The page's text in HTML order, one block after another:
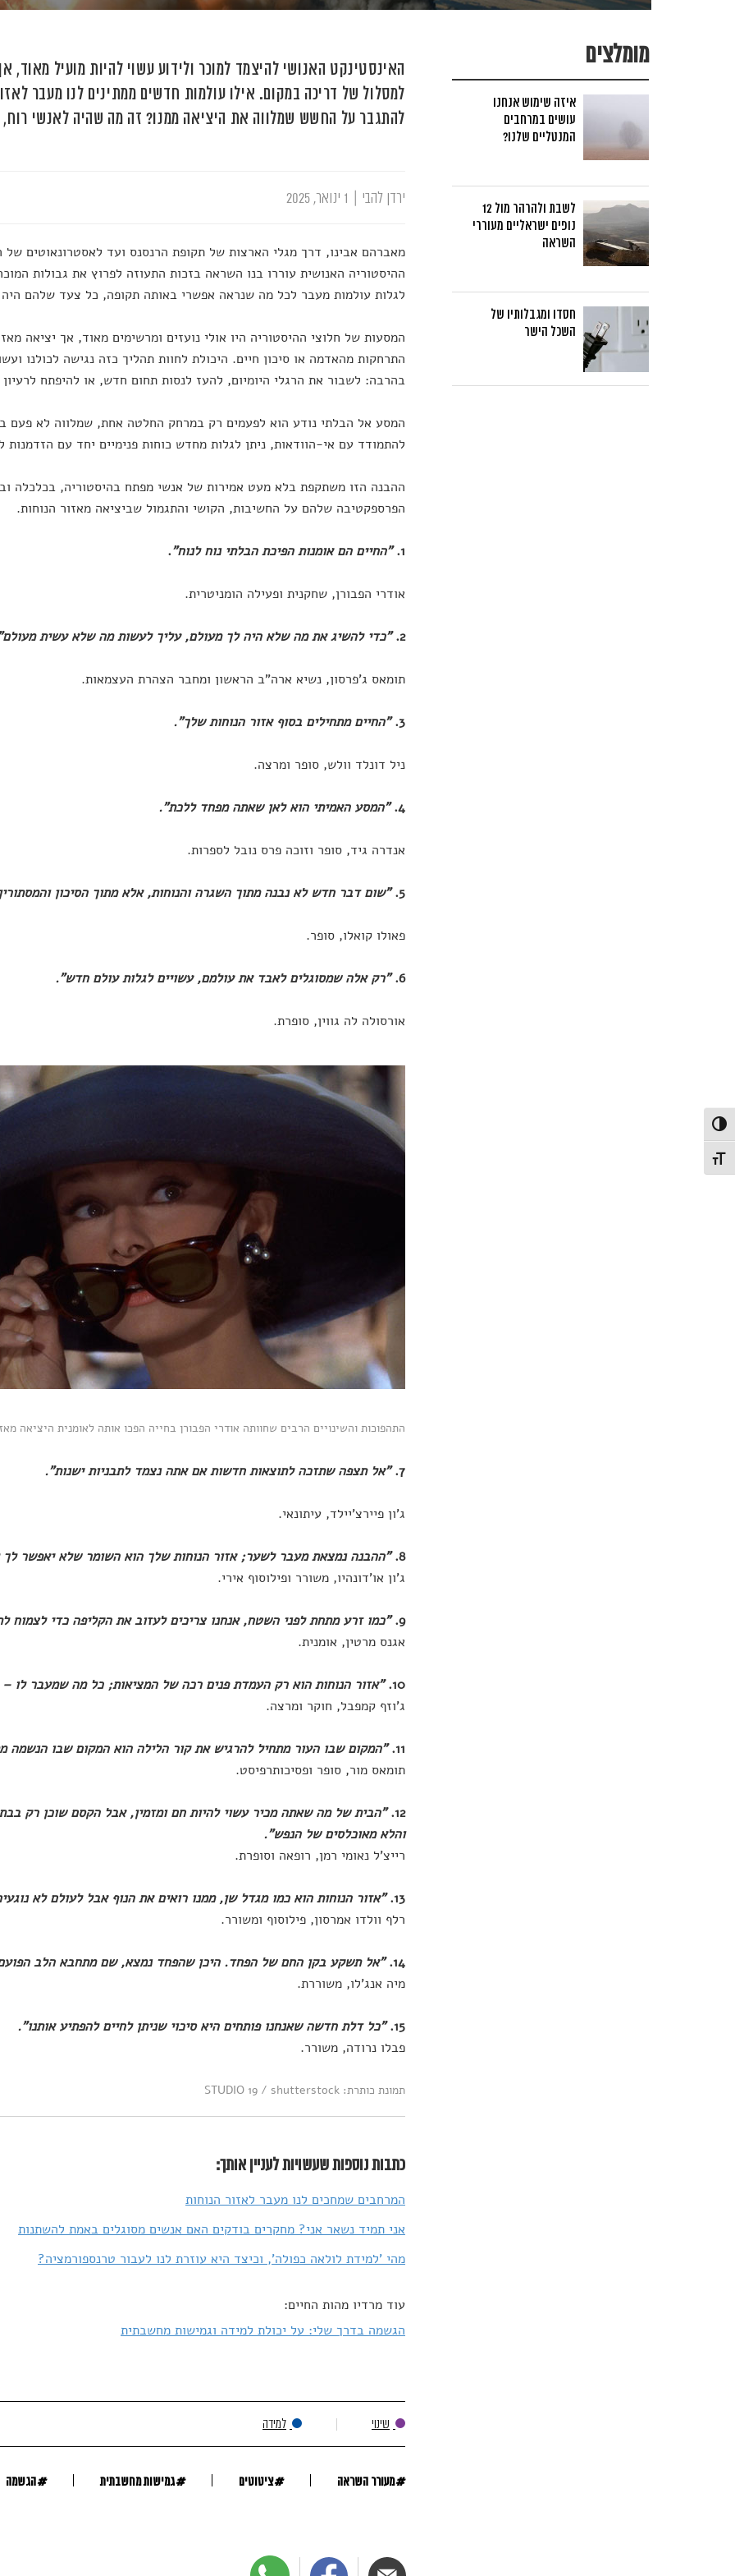
הפעל/כבה ניגודיות גבוהה
מתג גודל גופן
האינסטינקט האנושי להיצמד למוכר ולידוע עשוי להיות מועיל מאוד,
למסלול של דריכה במקום. אילו עולמות חדשים ממתינים לנו מעבר
להתגבר על החשש שמלווה את היציאה ממנו? זה מה שהיה לאנשי רוח,
ירדן להבי
מאברהם אבינו, דרך מגלי הארצות של תקופת הרנסנס ועד לאסטרונאוטים של
ההיסטוריה האנושית עוררו בנו השראה בזכות התעוזה לפרוץ את גבולות
לגלות עולמות מעבר לכל מה שנראה אפשרי באותה תקופה, כל צעד שלהם היה
המסעות של חלוצי ההיסטוריה היו אולי נועזים ומרשימים מאוד, אך יציאה
התרחקות מהאדמה או סיכון חיים. היכולת לחוות תהליך כזה נגישה לכולנו
בהרבה: לשבור את הרגלי היומיום, להעז לנסות תחום חדש, או להיפתח
המסע אל הבלתי נודע הוא לפעמים רק במרחק החלטה אחת, שמלווה לא פעם
להתמודד עם אי-הוודאות, ניתן לגלות מחדש כוחות פנימיים יחד עם הזדמנות
ההבנה הזו משתקפת בלא מעט אמירות של אנשי מפתח בהיסטוריה, בכלכלה
הפרספקטיבה שלהם על החשיבות, הקושי והתגמול שביציאה מאזור הנוחות.
1. "החיים הם אומנות הפיכת הבלתי נוח לנוח".
אודרי הפבורן, שחקנית ופעילה הומניטרית.
2. "כדי להשיג את מה שלא היה לך מעולם, עליך לעשות מה שלא עשית
תומאס ג'פרסון, נשיא ארה"ב הראשון ומחבר הצהרת העצמאות.
3. "החיים מתחילים בסוף אזור הנוחות שלך".
ניל דונלד וולש, סופר ומרצה.
4. "המסע האמיתי הוא לאן שאתה מפחד ללכת".
אנדרה גיד, סופר וזוכה פרס נובל לספרות.
5. "שום דבר חדש לא נבנה מתוך השגרה והנוחות, אלא מתוך הסיכון
פאולו קואלו, סופר.
6. "רק אלה שמסוגלים לאבד את עולמם, עשויים לגלות עולם חדש".
אורסולה לה גווין, סופרת.
התהפוכות והשינויים הרבים שחוותה אודרי הפבורן בחייה הפכו אותה לאומנית היציאה
7. "אל תצפה שתזכה לתוצאות חדשות אם אתה נצמד לתבניות ישנות".
ג'ון פיירצ'יילד, עיתונאי.
8. "ההבנה נמצאת מעבר לשער; אזור הנוחות שלך הוא השומר שלא יאפשר לך
ג'ון או'דונהיו, משורר ופילוסוף אירי.
9. "כמו זרע מתחת לפני השטח, אנחנו צריכים לעזוב את הקליפה כדי לצמוח
אגנס מרטין, אומנית.
10. "אזור הנוחות הוא רק העמדת פנים רכה של המציאות; כל מה שמעבר לו
ג'וזף קמפבל, חוקר ומרצה.
11. "המקום שבו העור מתחיל להרגיש את קור הלילה הוא המקום שבו הנשמה
תומאס מור, סופר ופסיכותרפיסט.
12. "הבית של מה שאתה מכיר עשוי להיות חם ומזמין, אבל הקסם שוכן רק
והלא מאוכלסים של הנפש".
רייצ'ל נאומי רמן, רופאה וסופרת.
13. "אזור הנוחות הוא כמו מגדל שן, ממנו רואים את הנוף אבל לעולם לא
רלף וולדו אמרסון, פילוסוף ומשורר.
14. "אל תשקע בקן החם של הפחד. היכן שהפחד נמצא, שם מתחבא הלב
מיה אנג'לו, משוררת.
15. "כל דלת חדשה שאנחנו פותחים היא סיכוי שניתן לחיים להפתיע אותנו".
פבלו נרודה, משורר.
תמונת כותרת: STUDIO 19 / shutterstock
כתבות נוספות שעשויות לעניין אותך:
המרחבים שמחכים לנו מעבר לאזור הנוחות
אני תמיד נשאר אני? מחקרים בודקים האם אנשים מסוגלים באמת להשתנות
מהי 'למידת לולאה כפולה', וכיצד היא עוזרת לנו לעבור טרנספורמציה?
עוד מרדיו מהות החיים:
הגשמה בדרך שלי: על יכולת למידה וגמישות מחשבתית
שינוי למידה
#מעורר השראה #ציטוטים #גמישות מחשבתית #הגשמה
מומלצים
איזה שימוש אנחנו
עושים במרחבים
המנטליים שלנו?
לשבת ולהרהר מול 12
נופים ישראליים מעוררי
השראה
חסדו ומגבלותיו של
השכל הישר